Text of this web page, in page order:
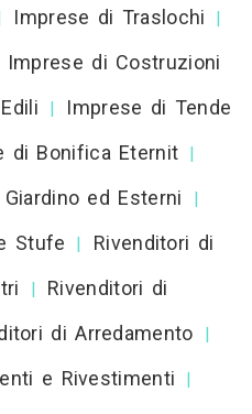
Imprese di Traslochi |
Imprese di Costruzioni
|
Imprese di Tende
di Bonifica Eternit |
ed Esterni |
Stufe |
Rivenditori di
|
Rivenditori di
di Arredamento |
e Rivestimenti |